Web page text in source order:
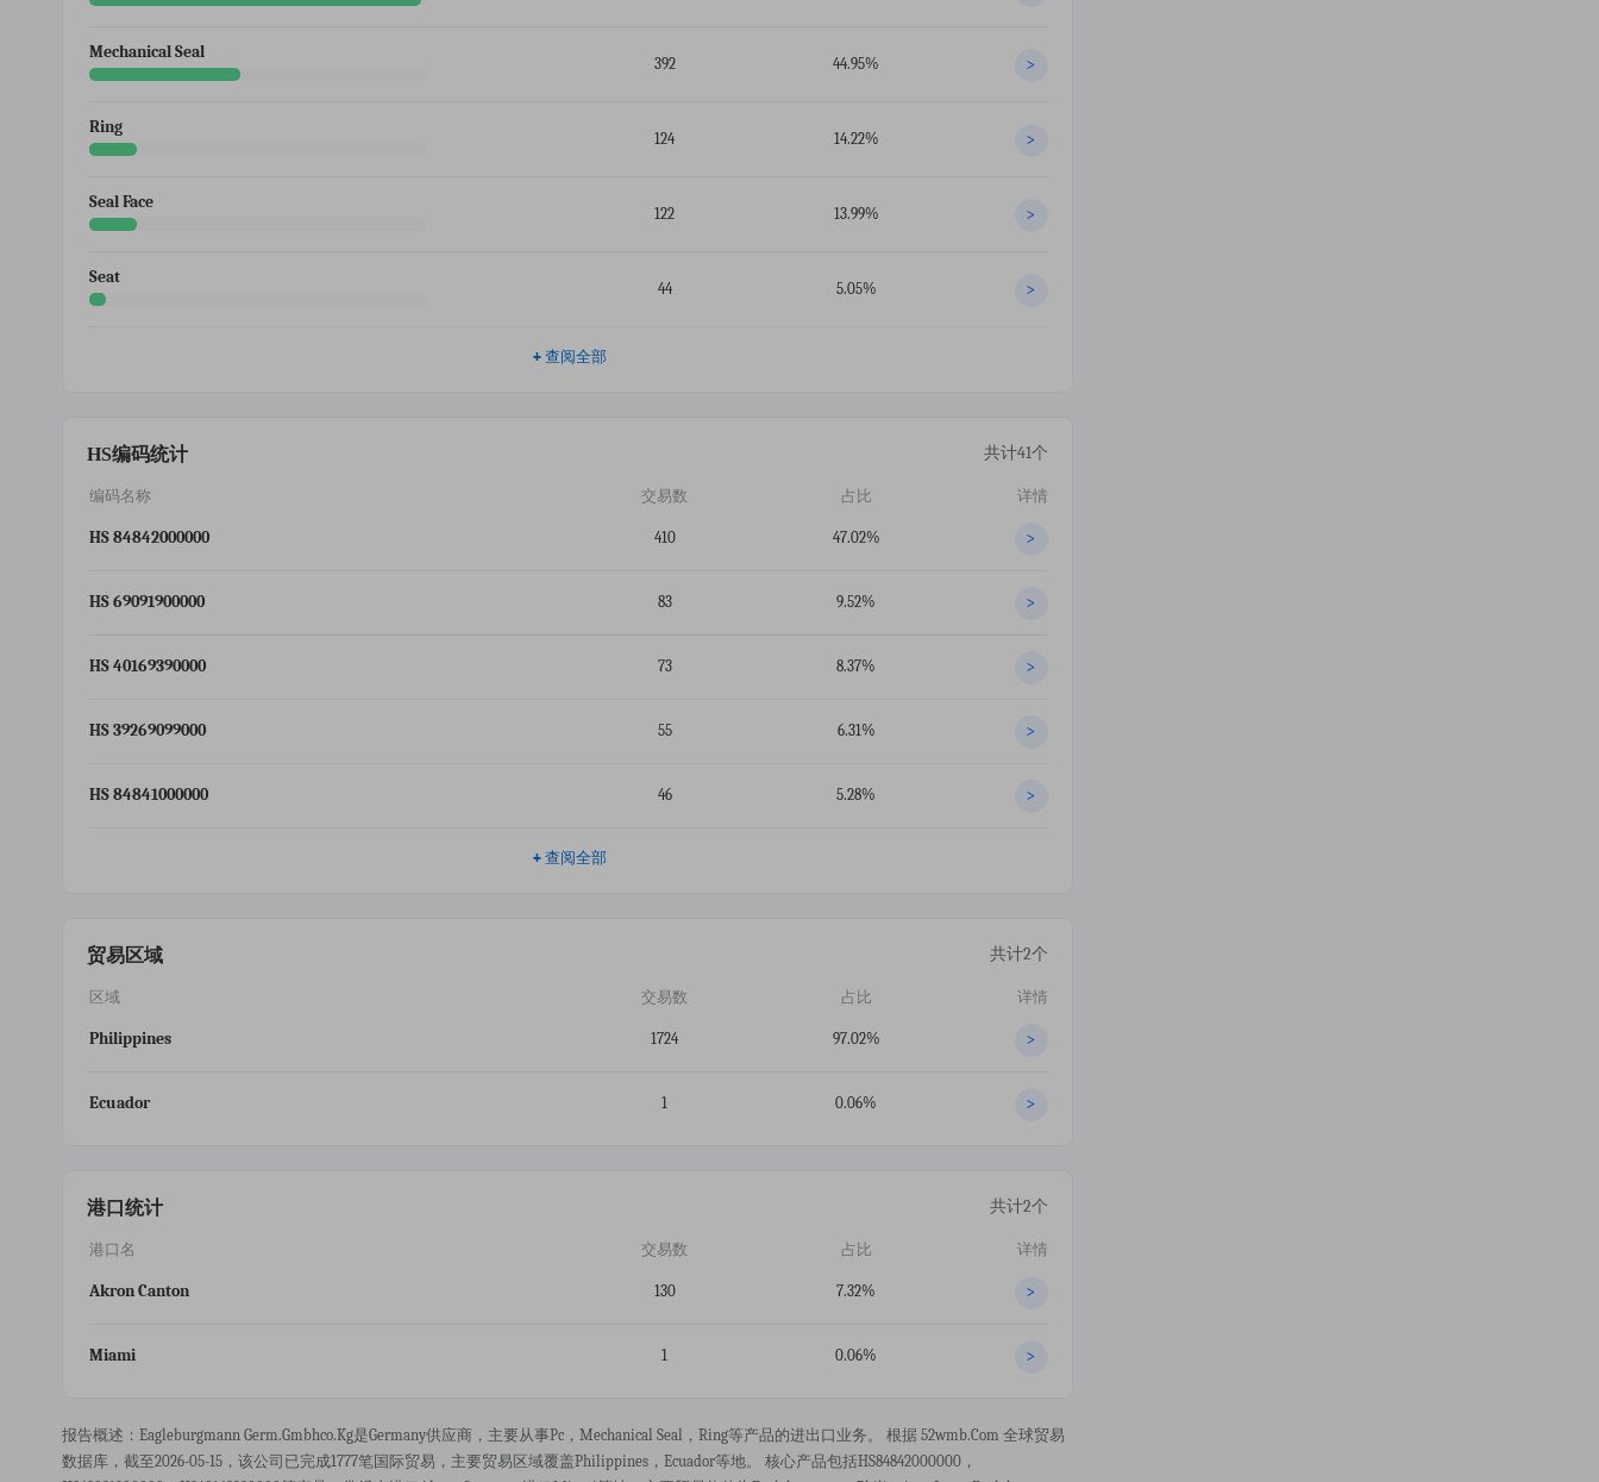
Mechanical Seal
392 44.95% >
Ring
124 14.22% >
Seal Face
122 13.99% >
Seat
44 5.05% >
+ 查阅全部
HS编码统计 共计41个
编码名称 交易数 占比 详情
HS 84842000000 410 47.02% >
HS 69091900000 83 9.52% >
HS 40169390000 73 8.37% >
HS 39269099000 55 6.31% >
HS 84841000000 46 5.28% >
+ 查阅全部
贸易区域 共计2个
区域 交易数 占比 详情
Philippines 1724 97.02% >
Ecuador 1 0.06% >
港口统计 共计2个
港口名 交易数 占比 详情
Akron Canton 130 7.32% >
Miami 1 0.06% >
报告概述：eagleburgmann Germ.gmbhco.kg是germany供应商，主要从事pc，mechanical Seal，ring等产品的进出口业务。 根据 52wmb.com 全球贸易
数据库，截至2026-05-15，该公司已完成1777笔国际贸易，主要贸易区域覆盖philippines，ecuador等地。 核心产品包括HS84842000000，